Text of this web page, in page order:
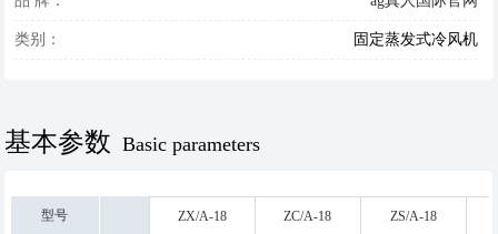
类别： 固定蒸发式冷风机
基本参数 Basic parameters
型号
ZX/A-18
ZC/A-18
ZS/A-18